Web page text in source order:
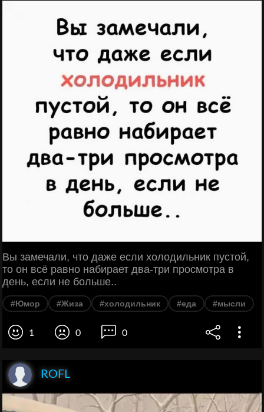
Вы замечали, что даже если холодильник пустой,
то он всё равно набирает два-три просмотра в
день, если не больше..
#Юмор #Жиза #холодильник #еда #мысли
1 0 0
ROFL